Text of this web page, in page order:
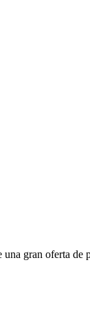
gran oferta de